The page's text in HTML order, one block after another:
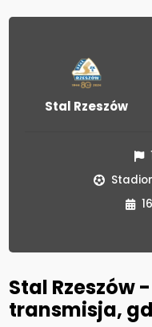
Stal Rzeszów
Stal Rzeszów
transmisja,